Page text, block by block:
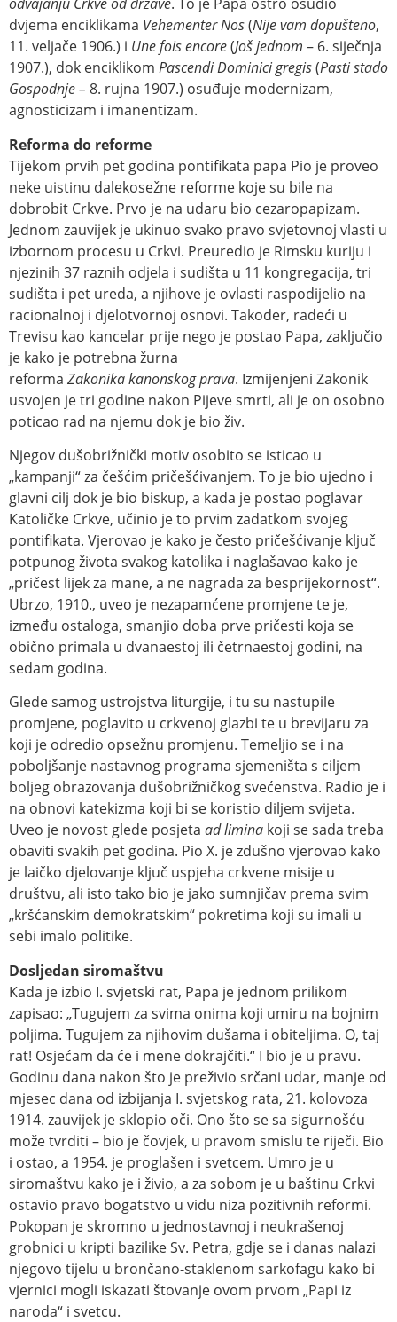
dvjema enciklikama Vehementer Nos(Nije vam dopušteno,
11. veljače 1906.) i Une fois encore(Još jednom – 6. siječnja
1907.), dok enciklikom Pascendi Dominici gregis(Pasti stado
Gospodnje – 8. rujna 1907.) osuđuje modernizam,
agnosticizam i imanentizam.
Reforma do reforme
Tijekom prvih pet godina pontifikata papa Pio je proveo
neke uistinu dalekosežne reforme koje su bile na
dobrobit Crkve. Prvo je na udaru bio cezaropapizam.
Jednom zauvijek je ukinuo svako pravo svjetovnoj vlasti u
izbornom procesu u Crkvi. Preuredio je Rimsku kuriju i
njezinih 37 raznih odjela i sudišta u 11 kongregacija, tri
sudišta i pet ureda, a njihove je ovlasti raspodijelio na
racionalnoj i djelotvornoj osnovi. Također, radeći u
Trevisu kao kancelar prije nego je postao Papa, zaključio
je kako je potrebna žurna
reforma Zakonikakanonskogprava. Izmijenjeni Zakonik
usvojen je tri godine nakon Pijeve smrti, ali je on osobno
poticao rad na njemu dok je bio živ.
Njegov dušobrižnički motiv osobito se isticao u
„kampanji“ za češćim pričešćivanjem. To je bio ujedno i
glavni cilj dok je bio biskup, a kada je postao poglavar
Katoličke Crkve, učinio je to prvim zadatkom svojeg
pontifikata. Vjerovao je kako je često pričešćivanje ključ
potpunog života svakog katolika i naglašavao kako je
„pričest lijek za mane, a ne nagrada za besprijekornost“.
Ubrzo, 1910., uveo je nezapamćene promjene te je,
između ostaloga, smanjio doba prve pričesti koja se
obično primala u dvanaestoj ili četrnaestoj godini, na
sedam godina.
Glede samog ustrojstva liturgije, i tu su nastupile
promjene, poglavito u crkvenoj glazbi te u brevijaru za
koji je odredio opsežnu promjenu. Temeljio se i na
poboljšanje nastavnog programa sjemeništa s ciljem
boljeg obrazovanja dušobrižničkog svećenstva. Radio je i
na obnovi katekizma koji bi se koristio diljem svijeta.
Uveo je novost glede posjeta ad limina koji se sada treba
obaviti svakih pet godina. Pio X. je zdušno vjerovao kako
je laičko djelovanje ključ uspjeha crkvene misije u
društvu, ali isto tako bio je jako sumnjičav prema svim
„kršćanskim demokratskim“ pokretima koji su imali u
sebi imalo politike.
Dosljedan siromaštvu
Kada je izbio I. svjetski rat, Papa je jednom prilikom
zapisao: „Tugujem za svima onima koji umiru na bojnim
poljima. Tugujem za njihovim dušama i obiteljima. O, taj
rat! Osjećam da će i mene dokrajčiti.“ I bio je u pravu.
Godinu dana nakon što je preživio srčani udar, manje od
mjesec dana od izbijanja I. svjetskog rata, 21. kolovoza
1914. zauvijek je sklopio oči. Ono što se sa sigurnošću
može tvrditi – bio je čovjek, u pravom smislu te riječi. Bio
i ostao, a 1954. je proglašen i svetcem. Umro je u
siromaštvu kako je i živio, a za sobom je u baštinu Crkvi
ostavio pravo bogatstvo u vidu niza pozitivnih reformi.
Pokopan je skromno u jednostavnoj i neukrašenoj
grobnici u kripti bazilike Sv. Petra, gdje se i danas nalazi
njegovo tijelu u brončano-staklenom sarkofagu kako bi
vjernici mogli iskazati štovanje ovom prvom „Papi iz
naroda“ i svetcu.